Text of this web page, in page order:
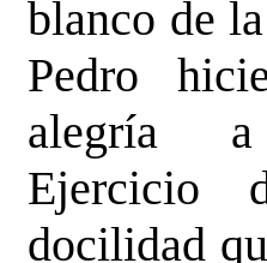
blanco de
Pedro
alegría
Ejercicio
docilidad